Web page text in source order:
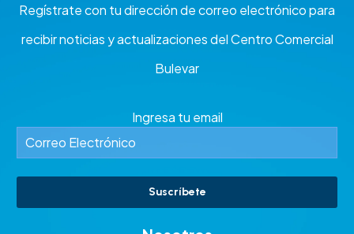
Regístrate con tu dirección de correo electrónico para
recibir noticias y actualizaciones del Centro Comercial
Bulevar
Ingresa tu email
Suscríbete